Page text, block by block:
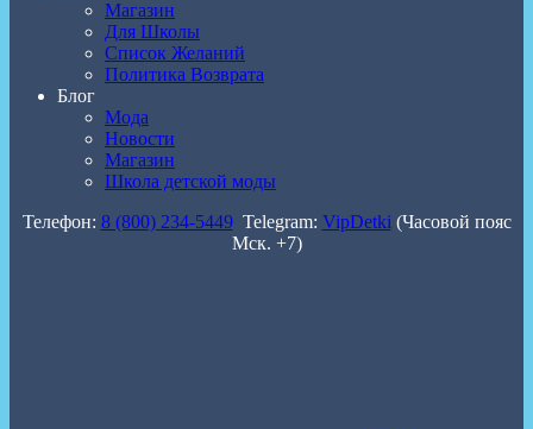
Магазин
Для Школы
Список Желаний
Политика Возврата
Блог
Мода
Новости
Магазин
Школа детской моды
Телефон: 8 (800) 234-5449Telegram: VipDetki (Часовой пояс
Мск. +7)